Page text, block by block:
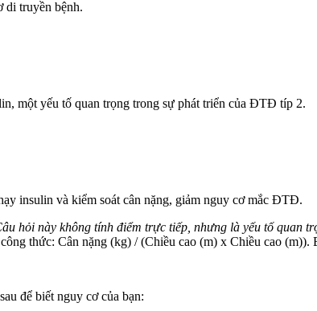
di truyền bệnh.
một yếu tố quan trọng trong sự phát triển của ĐTĐ típ 2.
insulin và kiểm soát cân nặng, giảm nguy cơ mắc ĐTĐ.
hỏi này không tính điểm trực tiếp, nhưng là yếu tố quan
thức: Cân nặng (kg) / (Chiều cao (m) x Chiều cao
để biết nguy cơ của bạn: